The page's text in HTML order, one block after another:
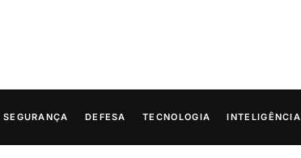
SEGURANÇA DEFESA TECNOLOGIA INTELIGÊNCIA